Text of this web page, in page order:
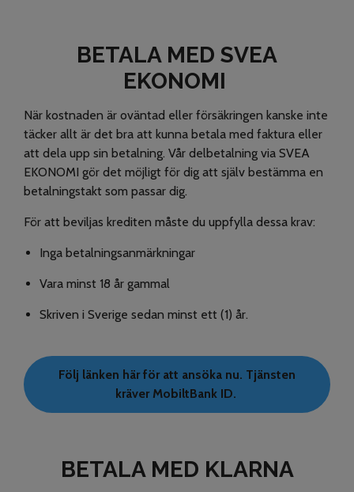
BETALA MED SVEA
EKONOMI
När kostnaden är oväntad eller försäkringen kanske inte
täcker allt är det bra att kunna betala med faktura eller
att dela upp sin betalning. Vår delbetalning via SVEA
EKONOMI gör det möjligt för dig att själv bestämma en
betalningstakt som passar dig.
För att beviljas krediten måste du uppfylla dessa krav:
Inga betalningsanmärkningar
Vara minst 18 år gammal
Skriven i Sverige sedan minst ett (1) år.
Följ länken här för att ansöka nu. Tjänsten
kräver MobiltBank ID.
BETALA MED KLARNA